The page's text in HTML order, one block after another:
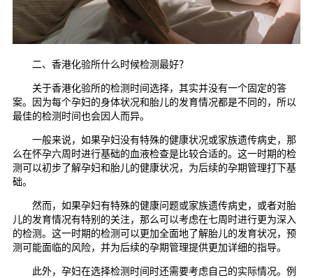
二、香港化验所什么时候检测最好？
关于香港化验所的检测时间选择，其实并没有一个固定的答
案。因为每个孕妇的身体状况和胎儿的发育情况都是不同的，所以
最佳的检测时间也会因人而异。
一般来说，如果孕妇没有特殊的健康状况或家族遗传病史，那
么在怀孕六周时进行基础的血液检查是比较合适的。这一时期的检
测可以初步了解孕妇和胎儿的健康状况，为后续的孕期管理打下基
础。
然而，如果孕妇有特殊的健康问题或家族遗传病史，或者对胎
儿的发育情况有特别的关注，那么可以考虑在七周时进行更为深入
的检测。这一时期的检测可以更加全面地了解胎儿的发育状况，预
测可能面临的风险，并为后续的孕期管理提供更加详细的指导。
此外，孕妇在选择检测时间时还需要考虑自己的实际情况。例